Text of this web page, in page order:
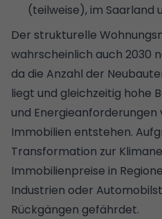
(teilweise), im Saarland
Der strukturelle
wahrscheinlich auch 2030
da die Anzahl der
liegt und gleichzeitig hohe
und Energieanforderungen
Immobilien entstehen.
Transformation zur
Immobilienpreise in
Industrien oder
Rückgängen gefährdet.